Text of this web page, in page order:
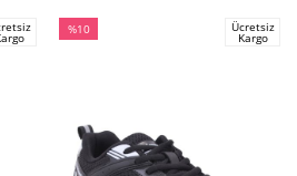
%10
Ücretsiz
Kargo